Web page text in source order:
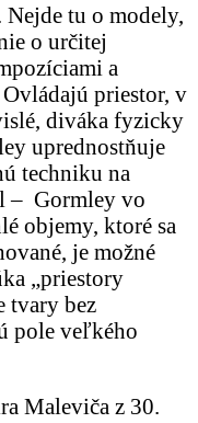
tu o modely,
o určitej
a
priestor, v
diváka fyzicky
uprednostňuje
techniku na
– Gormley vo
objemy, ktoré sa
je možné
„priestory
tvary bez
pole veľkého
Maleviča z 30.